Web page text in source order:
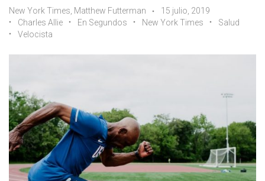
New York Times, Matthew Futterman
15 julio, 2019
Charles Allie
En Segundos New York Times
Salud
Velocista